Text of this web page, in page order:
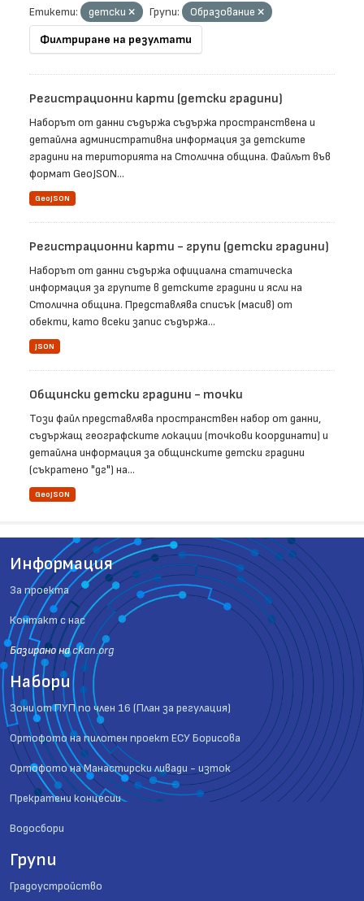
Етикети: детски Групи:
Образование
Филтриране на резултати
Регистрационни карти (детски градини)
Наборът от данни съдържа съдържа пространствена и
детайлна административна информация за детските
градини на територията на Столична община. Файлът във
формат GeoJSON...
GeoJSON
Регистрационни карти - групи (детски градини)
Наборът от данни съдържа официална статическа
информация за групите в детските градини и ясли на
Столична община. Представлява списък (масив) от
обекти, като всеки запис съдържа...
JSON
Общински детски градини - точки
Този файл представлява пространствен набор от данни,
съдържащ географските локации (точкови координати) и
детайлна информация за общинските детски градини
(съкратено "дг") на...
GeoJSON
Информация
За проекта
Контакт с нас
Базиранo наckan.org
Набори
Зони от ПУП по член 16 (План за регулация)
Ортофото на пилотен проект ЕСУ Борисова
Ортофото на Манастирски ливади - изток
Прекратени концесии
Водосбори
Групи
Градоустройство